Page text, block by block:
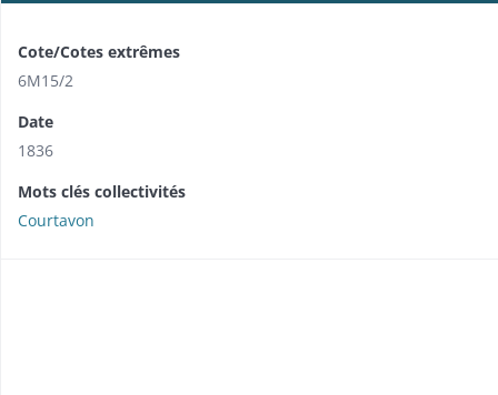
Cote/Cotes extrêmes
6M15/2
Date
1836
Mots clés collectivités
Courtavon